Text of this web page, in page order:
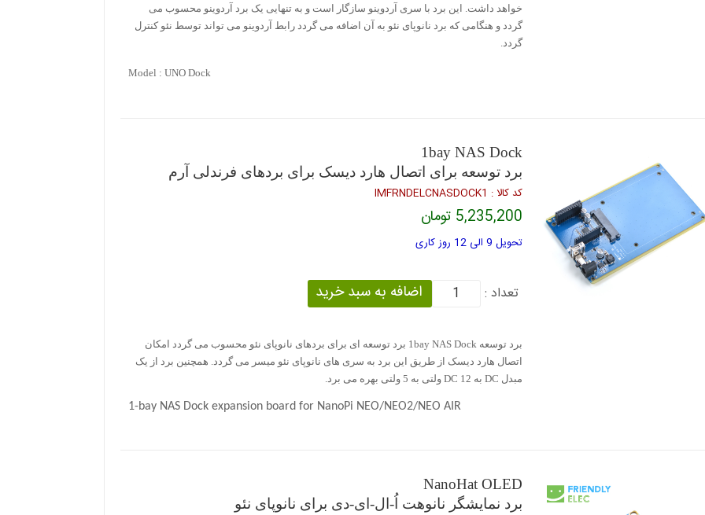
خواهد داشت. این برد با سری آردوینو سازگار است و به تنهایی یک برد آردوینو محسوب می
گردد و هنگامی که برد نانوپای نئو به آن اضافه می گردد رابط آردوینو می تواند توسط نئو کنترل
گردد.
Model : UNO Dock
1bay NAS Dock
برد توسعه برای اتصال هارد دیسک برای بردهای فرندلی آرم
كد كالا : IMFRNDELCNASDOCK1
5,235,200 تومان
تحویل 9 الی 12 روز کاری
تعداد :
برد توسعه 1bay NAS Dock برد توسعه ای برای بردهای نانوپای نئو محسوب می گردد امکان
اتصال هارد دیسک از طریق این برد به سری های نانوپای نئو میسر می گردد. همچنین برد از یک
مبدل DC به DC 12 ولتی به 5 ولتی بهره می برد.
1-bay NAS Dock expansion board for NanoPi NEO/NEO2/NEO AIR
NanoHat OLED
برد نمایشگر نانوهت اُ-ال-ای-دی برای نانوپای نئو